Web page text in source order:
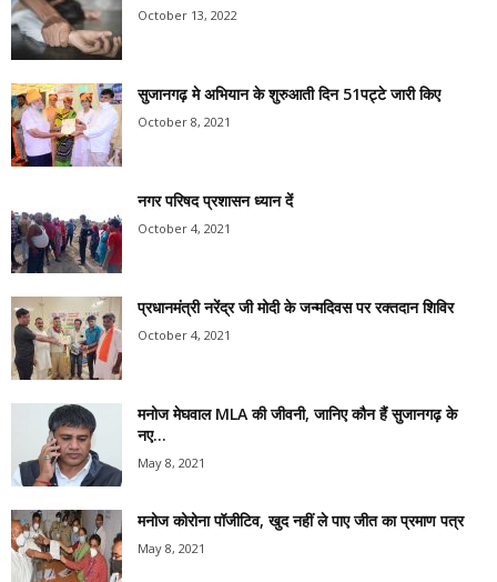
October 13, 2022
सुजानगढ़ मे अभियान के शुरुआती दिन 51पट्टे जारी किए
October 8, 2021
नगर परिषद प्रशासन ध्यान दें
October 4, 2021
प्रधानमंत्री नरेंद्र जी मोदी के जन्मदिवस पर रक्तदान शिविर
October 4, 2021
मनोज मेघवाल MLA की जीवनी, जानिए कौन हैं सुजानगढ़ के
नए...
May 8, 2021
मनोज कोरोना पॉजीटिव, खुद नहीं ले पाए जीत का प्रमाण पत्र
May 8, 2021